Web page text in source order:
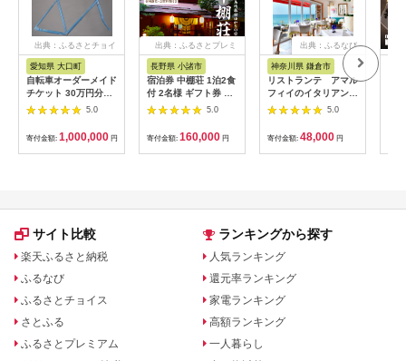
出典：ふるさとチョイ
愛知県 大口町
自転車オーダーメイド
チケット 30万円分
【1360365】
5.0
寄付金額: 1,000,000 円
出典：ふるさとプレミ
長野県 小諸市
宿泊券 中棚荘 1泊2食
付 2名様 ギフト券 チ
ケット 券 宿泊 旅行
5.0
寄付金額: 160,000 円
出典：ふるなび
神奈川県 鎌倉市
リストランテ アマル
フィイのイタリアンデ
ィナーコースA ペア
5.0
寄付金額: 48,000 円
サイト比較
楽天ふるさと納税
ふるなび
ふるさとチョイス
さとふる
ふるさとプレミアム
ランキングから探す
人気ランキング
還元率ランキング
家電ランキング
高額ランキング
一人暮らし